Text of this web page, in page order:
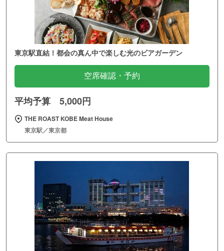
東京駅直結！都会の真ん中で楽しむ光のビアガーデン
空席確認・予約
平均予算 5,000円
THE ROAST KOBE Meat House
東京駅／東京都